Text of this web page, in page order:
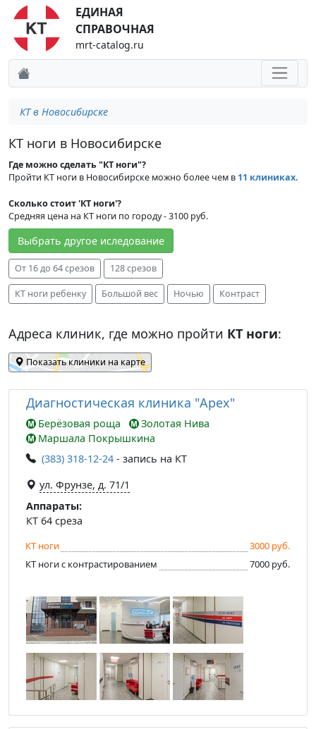
ЕДИНАЯ
СПРАВОЧНАЯ
mrt-catalog.ru
КТ в Новосибирске
КТ ноги в Новосибирске
Где можно сделать "КТ ноги"?
Пройти КТ ноги в Новосибирске можно более чем в 11 клиниках.
Сколько стоит 'КТ ноги'?
Средняя цена на КТ ноги по городу - 3100 руб.
Выбрать другое иследование
От 16 до 64 срезов 128 срезов
КТ ноги ребенку Большой вес Ночью Контраст
Адреса клиник, где можно пройти КТ ноги:
Показать клиники на карте
Диагностическая клиника "Apex"
Берёзовая роща
Золотая Нива
Маршала Покрышкина
(383) 318-12-24 - запись на КТ
ул. Фрунзе, д. 71/1
Аппараты:
КТ 64 среза
КТ ноги
3000 руб.
КТ ноги с контрастированием
7000 руб.